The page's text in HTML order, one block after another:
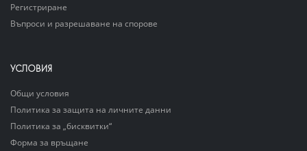
Регистриране
Въпроси и разрешаване на спорове
УСЛОВИЯ
Общи условия
Политика за защита на личните данни
Политика за „бисквитки“
Форма за връщане